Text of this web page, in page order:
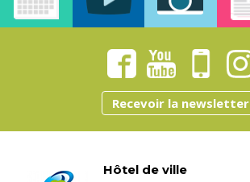
Recevoir la newsletter
Hôtel de ville